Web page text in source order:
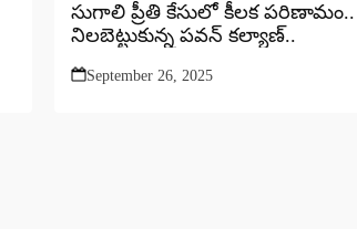
సుగాలి ప్రీతి కేసులో కీలక
నిలబెట్టుకున్న పవన్ కల్యాణ్..
September 26, 2025